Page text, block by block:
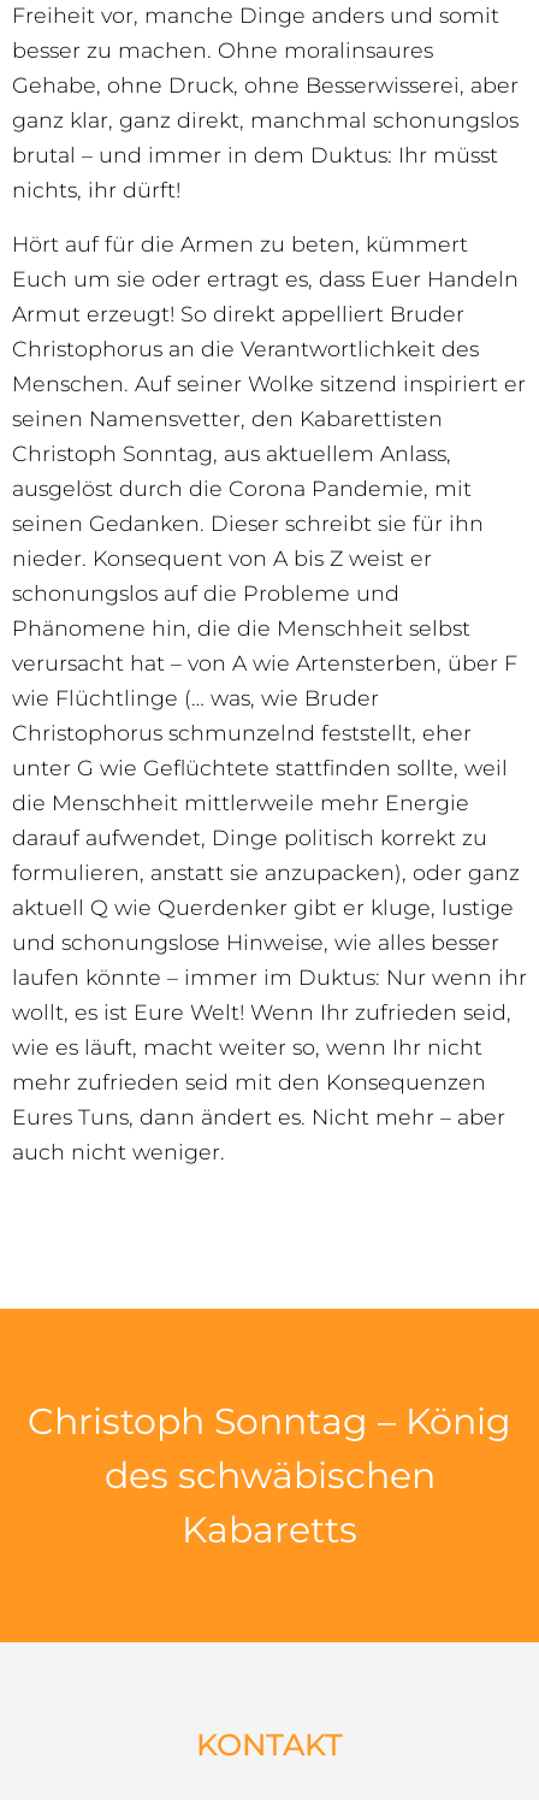
Freiheit vor, manche Dinge anders und somit
besser zu machen. Ohne moralinsaures
Gehabe, ohne Druck, ohne Besserwisserei, aber
ganz klar, ganz direkt, manchmal schonungslos
brutal – und immer in dem Duktus: Ihr müsst
nichts, ihr dürft!
Hört auf für die Armen zu beten, kümmert
Euch um sie oder ertragt es, dass Euer Handeln
Armut erzeugt! So direkt appelliert Bruder
Christophorus an die Verantwortlichkeit des
Menschen. Auf seiner Wolke sitzend inspiriert er
seinen Namensvetter, den Kabarettisten
Christoph Sonntag, aus aktuellem Anlass,
ausgelöst durch die Corona Pandemie, mit
seinen Gedanken. Dieser schreibt sie für ihn
nieder. Konsequent von A bis Z weist er
schonungslos auf die Probleme und
Phänomene hin, die die Menschheit selbst
verursacht hat – von A wie Artensterben, über F
wie Flüchtlinge (… was, wie Bruder
Christophorus schmunzelnd feststellt, eher
unter G wie Geflüchtete stattfinden sollte, weil
die Menschheit mittlerweile mehr Energie
darauf aufwendet, Dinge politisch korrekt zu
formulieren, anstatt sie anzupacken), oder ganz
aktuell Q wie Querdenker gibt er kluge, lustige
und schonungslose Hinweise, wie alles besser
laufen könnte – immer im Duktus: Nur wenn ihr
wollt, es ist Eure Welt! Wenn Ihr zufrieden seid,
wie es läuft, macht weiter so, wenn Ihr nicht
mehr zufrieden seid mit den Konsequenzen
Eures Tuns, dann ändert es. Nicht mehr – aber
auch nicht weniger.
Christoph Sonntag – König
des schwäbischen
Kabaretts
KONTAKT